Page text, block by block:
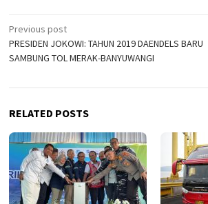
Post
navigation
Previous post
PRESIDEN JOKOWI: TAHUN 2019 DAENDELS BARU
SAMBUNG TOL MERAK-BANYUWANGI
RELATED POSTS